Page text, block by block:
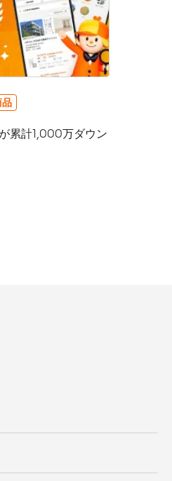
品
累計1,000万ダウン